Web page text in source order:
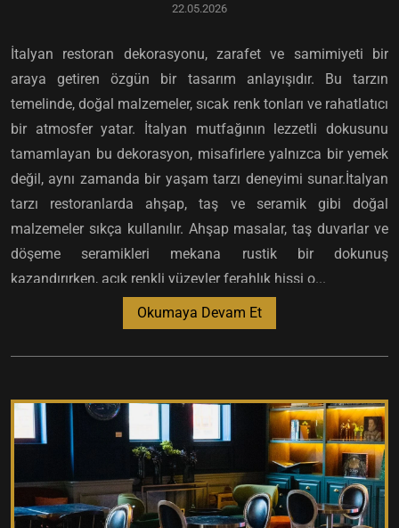
22.05.2026
İtalyan restoran dekorasyonu, zarafet ve samimiyeti bir
araya getiren özgün bir tasarım anlayışıdır. Bu tarzın
temelinde, doğal malzemeler, sıcak renk tonları ve rahatlatıcı
bir atmosfer yatar. İtalyan mutfağının lezzetli dokusunu
tamamlayan bu dekorasyon, misafirlere yalnızca bir yemek
değil, aynı zamanda bir yaşam tarzı deneyimi sunar.İtalyan
tarzı restoranlarda ahşap, taş ve seramik gibi doğal
malzemeler sıkça kullanılır. Ahşap masalar, taş duvarlar ve
döşeme seramikleri mekana rustik bir dokunuş
kazandırırken, açık renkli yüzeyler ferahlık hissi o...
Okumaya Devam Et